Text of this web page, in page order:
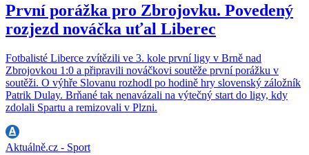
První porážka pro Zbrojovku. Povedený
rozjezd nováčka uťal Liberec
Fotbalisté Liberce zvítězili ve 3. kole první ligy v Brně nad
Zbrojovkou 1:0 a připravili nováčkovi soutěže první porážku v
soutěži. O výhře Slovanu rozhodl po hodině hry slovenský záložník
Patrik Dulay. Brňané tak nenavázali na výtečný start do ligy, kdy
zdolali Spartu a remizovali v Plzni.
Aktuálně.cz - Sport